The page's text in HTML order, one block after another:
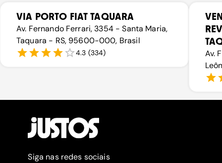
VIA PORTO FIAT TAQUARA
Av. Fernando Ferrari, 3354 - Santa Maria,
Taquara - RS, 95600-000, Brasil
4.3 (334)
Av.
Siga nas redes sociais